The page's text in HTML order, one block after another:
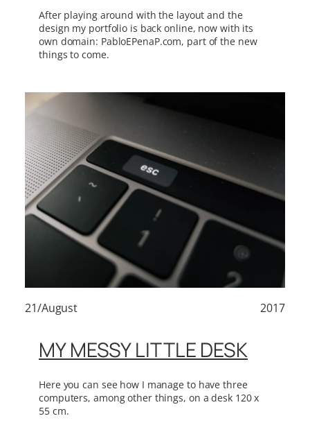
After playing around with the layout and the
design my portfolio is back online, now with its
own domain: PabloEPenaP.com, part of the new
things to come.
21/August 2017
MY MESSY LITTLE DESK
Here you can see how I manage to have three
computers, among other things, on a desk 120 x
55 cm.